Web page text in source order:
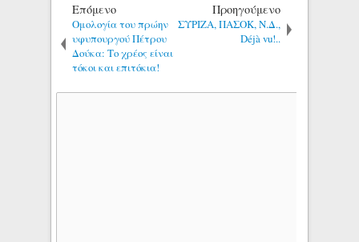
Επόμενο
Ομολογία του πρώην
υφυπουργού Πέτρου
Δούκα: Το χρέος είναι
τόκοι και επιτόκια!
Προηγούμενο
ΣΥΡΙΖΑ, ΠΑΣΟΚ, Ν.Δ.,
Déjà vu!..